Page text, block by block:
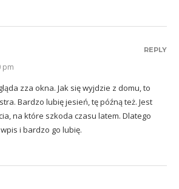
pm
zza okna. Jak się wyjdzie z domu, to
Bardzo lubię jesień, tę późną też. Jest
na które szkoda czasu latem. Dlatego
i bardzo go lubię.
REPLY